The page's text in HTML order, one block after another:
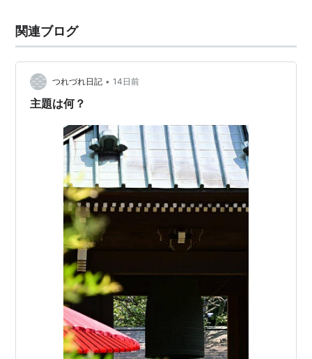
関連ブログ
つれづれ日記 • 14日前
主題は何？